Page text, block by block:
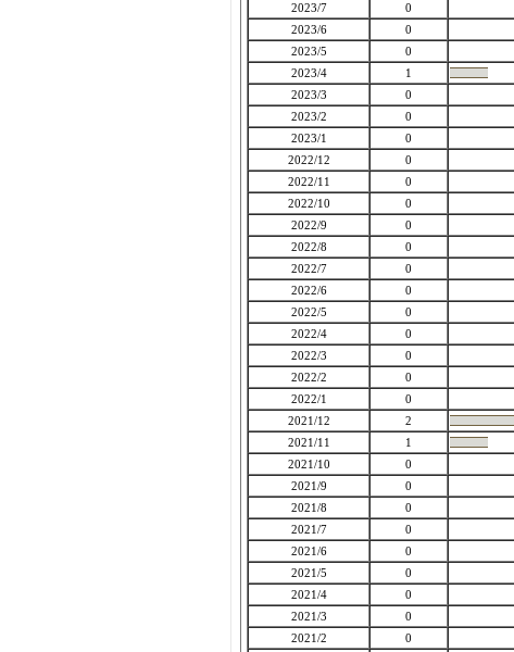
2023/7
0
2023/6
0
2023/5
0
2023/4
1
2023/3
0
2023/2
0
2023/1
0
2022/12
0
2022/11
0
2022/10
0
2022/9
0
2022/8
0
2022/7
0
2022/6
0
2022/5
0
2022/4
0
2022/3
0
2022/2
0
2022/1
0
2021/12
2
2021/11
1
2021/10
0
2021/9
0
2021/8
0
2021/7
0
2021/6
0
2021/5
0
2021/4
0
2021/3
0
2021/2
0